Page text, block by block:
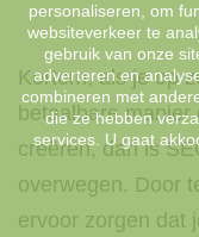
Kortom, als je op
betaalbare
creëren, dan is
overwegen. Door
ervoor zorgen dat
personaliseren, om
websiteverkeer te
gebruik van onze
adverteren en
combineren met
die ze hebben
services. U gaat